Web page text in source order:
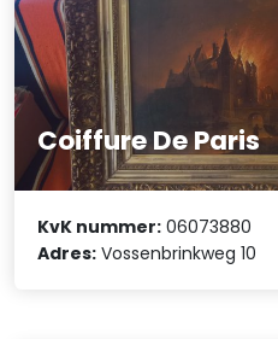
Coiffure De Paris
KvK nummer: 06073880
Adres: Vossenbrinkweg 10